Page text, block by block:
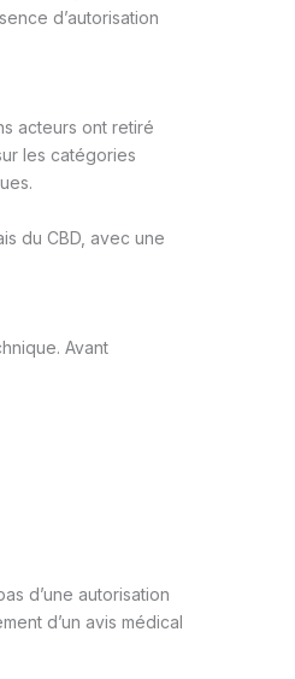
d’autorisation
acteurs ont retiré
les catégories
du CBD, avec une
Avant
d’une autorisation
d’un avis médical